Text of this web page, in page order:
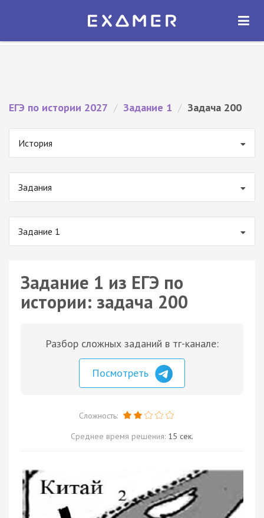
Экзамер — ЕГЭ 2027
ОТКРЫТЬ
ЕГЭ по истории 2027 / Задание 1 / Задача 200
История
Задания
Задание 1
Задание 1 из ЕГЭ по
истории: задача 200
Разбор сложных заданий в тг-канале:
Посмотреть
Сложность:
Среднее время решения: 15 сек.